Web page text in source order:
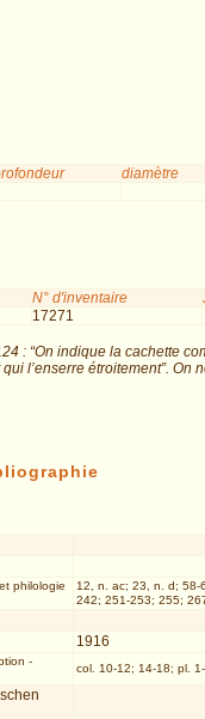
diamètre
N° d'inventaire
17271
: “On indique la cachette
l’enserre étroitement”.
philologie
12, n. ac; 23, n. d;
242; 251-253; 255;
1916
-
col. 10-12; 14-18; pl.